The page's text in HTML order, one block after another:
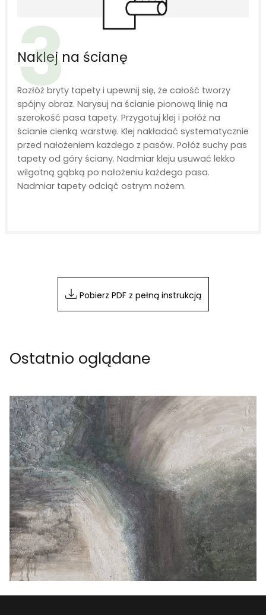
3
Naklej na ścianę
Rozłóż bryty tapety i upewnij się, że całość tworzy
spójny obraz. Narysuj na ścianie pionową linię na
szerokość pasa tapety. Przygotuj klej i połóż na
ścianie cienką warstwę. Klej nakładać systematycznie
przed nałożeniem każdego z pasów. Połóż suchy pas
tapety od góry ściany. Nadmiar kleju usuwać lekko
wilgotną gąbką po nałożeniu każdego pasa.
Nadmiar tapety odciąć ostrym nożem.
Pobierz PDF z pełną instrukcją
Ostatnio oglądane